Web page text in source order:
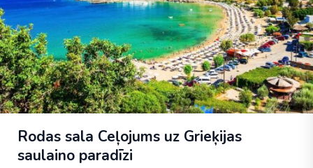
Rodas sala Ceļojums uz Grieķijas
saulaino paradīzi